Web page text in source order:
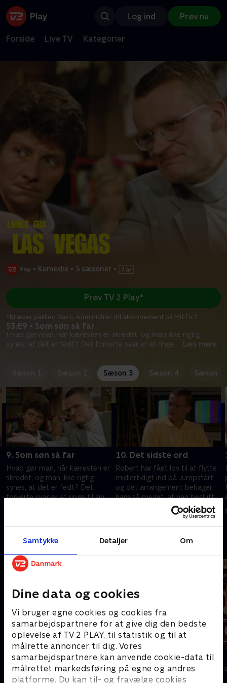
Samtykke Detaljer Om
Dine data og cookies
Vi bruger egne cookies og cookies fra
samarbejdspartnere for at give dig den bedste
oplevelse af TV 2 PLAY, til statistik og til at
målrette annoncer til dig. Vores
samarbejdspartnere kan anvende cookie-data til
målrettet markedsføring på egne og andres
platforme. Du kan til- og fravælge cookies
Log ind Prøv nu
Forside Live TV Kategorier
• Komedie • 5 sæsoner •
S3:E9 • Som søn så far
Hvad gør man, når kæresten er skredet, og man ikke rigtig
synes, at det er fedt? Det forkerte svar er at ringe... Læs mere
Prøv TV 2 Play*
*Kræver pakken Basis. Administrer dit abonnement på Mit TV 2.
Sæson 2 Sæson 3 Sæson 4 Sæson 5
9. Som søn så far
Hvad gør man, når kæresten er
skredet, og man ikke rigtig
synes, at det er fedt? Det
forkerte svar er at ringe til sine
10. Det sidste ord
Robert har fået lov til at flytte
midlertidigt ind på Jumpstart,
og det arrangement behager
ham så meget, at han beslutter
at gøre hulen under
skrivebordet til sin permanente
bolig
19. november 2002 • 26 min
Andre så også
Klovn
Komedie • 11 sæsoner
Tomgang
Komedie • 3